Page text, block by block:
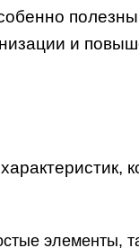
и
элементы,